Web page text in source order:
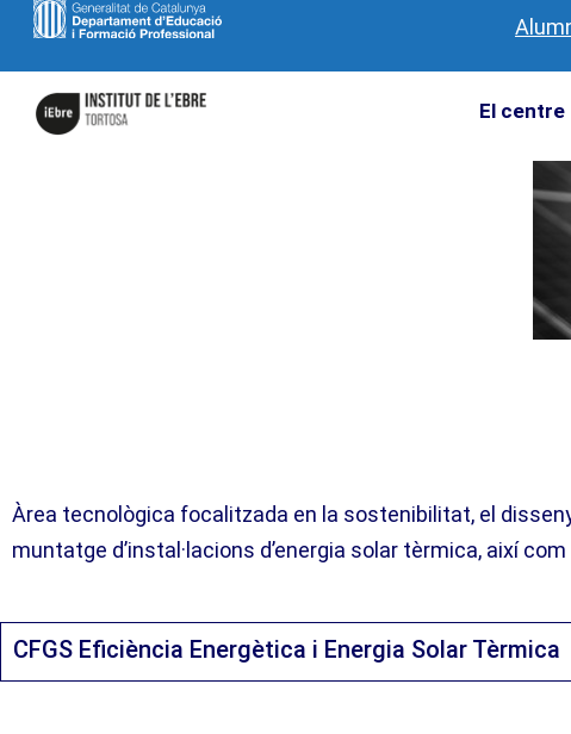
El centre
Àrea tecnològica focalitzada en la sostenibilitat, el
muntatge d’instal·lacions d’energia solar tèrmica, així
CFGS Eficiència Energètica i Energia Solar Tèrmica